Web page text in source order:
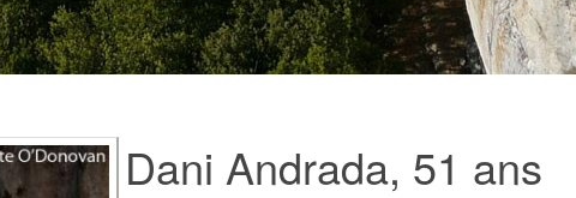
Dani Andrada, 51 ans